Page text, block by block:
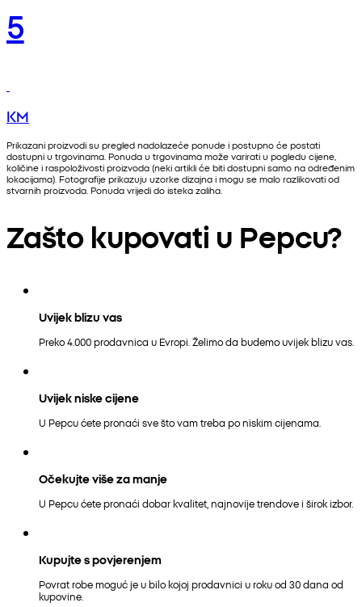
5
KM
Prikazani proizvodi su pregled nadolazeće ponude i postupno će postati
dostupni u trgovinama. Ponuda u trgovinama može varirati u pogledu cijene,
količine i raspoloživosti proizvoda (neki artikli će biti dostupni samo na određenim
lokacijama). Fotografije prikazuju uzorke dizajna i mogu se malo razlikovati od
stvarnih proizvoda. Ponuda vrijedi do isteka zaliha.
Zašto kupovati u Pepcu?
Uvijek blizu vas
Preko 4.000 prodavnica u Evropi. Želimo da budemo uvijek blizu vas.
Uvijek niske cijene
U Pepcu ćete pronaći sve što vam treba po niskim cijenama.
Očekujte više za manje
U Pepcu ćete pronaći dobar kvalitet, najnovije trendove i širok izbor.
Kupujte s povjerenjem
Povrat robe moguć je u bilo kojoj prodavnici u roku od 30 dana od
kupovine.